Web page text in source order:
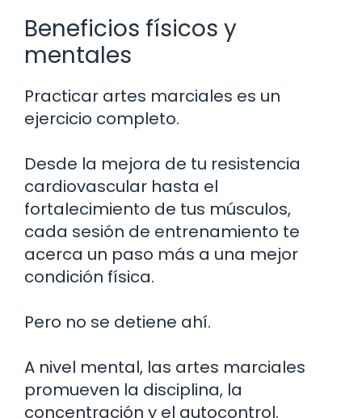
Beneficios físicos y
mentales
Practicar artes marciales es un
ejercicio completo.
Desde la mejora de tu resistencia
cardiovascular hasta el
fortalecimiento de tus músculos,
cada sesión de entrenamiento te
acerca un paso más a una mejor
condición física.
Pero no se detiene ahí.
A nivel mental, las artes marciales
promueven la disciplina, la
concentración y el autocontrol.